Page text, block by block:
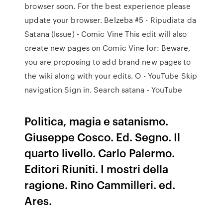
browser soon. For the best experience please
update your browser. Belzeba #5 - Ripudiata da
Satana (Issue) - Comic Vine This edit will also
create new pages on Comic Vine for: Beware,
you are proposing to add brand new pages to
the wiki along with your edits. O - YouTube Skip
navigation Sign in. Search satana - YouTube
Politica, magia e satanismo.
Giuseppe Cosco. Ed. Segno. Il
quarto livello. Carlo Palermo.
Editori Riuniti. I mostri della
ragione. Rino Cammilleri. ed.
Ares.